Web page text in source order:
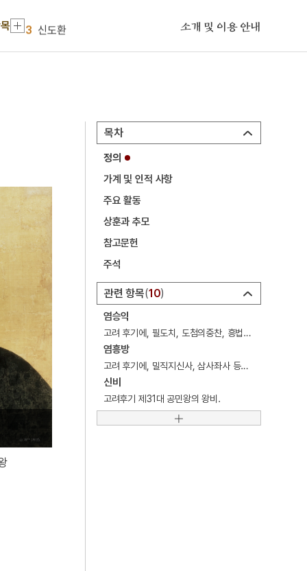
3 신도환
4 5·16
10 12·12 군사반란
1
금성대군
2 가을
신도환
5·16
5 대전광역시 유성구
비교법
7 신앙촌
8 천자문
9 통영 삼도수군통제영
소개 및 이용 안내
목차
정의
가계 및 인적 사항
주요 활동
상훈과 추모
참고문헌
주석
관련 항목 10
염승익
고려 후기에, 필도치, 도첨의중찬, 흥법좌리공신 등을 역임한 문신 · 공신.
염흥방
고려 후기에, 밀직지신사, 삼사좌사 등을 역임한 문신 · 공신.
신비
고려후기 제31대 공민왕의 왕비.